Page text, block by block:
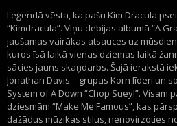
Leģendā vēsta, ka pašu Kim Dracula
“Kimdracula”. Viņu debijas albumā “A
jaušamas vairākas atsauces uz
kuros īsā laikā vienas dziemas laikā
sācies jauns skaņdarbs. Šajā ierakstā
Jonathan Davis – grupas Korn līderi un
System of A Down “Chop Suey!”.
dziesmām “Make Me Famous”, kas
dažādus mūzikas stilus, nenovirzoties